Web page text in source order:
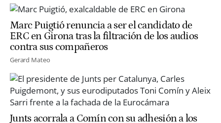
Marc Puigtió renuncia a ser el candidato de
ERC en Girona tras la filtración de los audios
contra sus compañeros
Gerard Mateo
Junts acorrala a Comín con su adhesión a los